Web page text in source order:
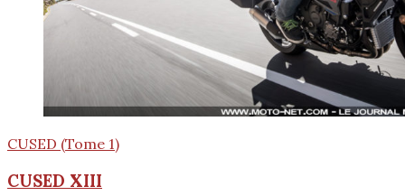
CUSED (Tome 1)
CUSED XIII